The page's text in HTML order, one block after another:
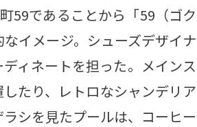
59であることから「59（ゴク
イメージ。シューズデザイナ
ィネートを担った。メインス
たり、レトロなシャンデリア
シを見たプールは、コーヒー